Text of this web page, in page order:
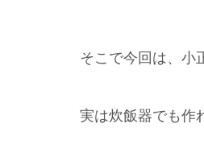
そこで今回は、小
実は炊飯器でも作